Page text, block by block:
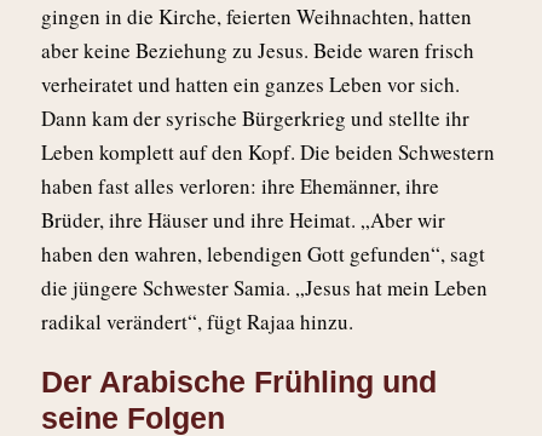
gingen in die Kirche, feierten Weihnachten, hatten
aber keine Beziehung zu Jesus. Beide waren frisch
verheiratet und hatten ein ganzes Leben vor sich.
Dann kam der syrische Bürgerkrieg und stellte ihr
Leben komplett auf den Kopf. Die beiden Schwestern
haben fast alles verloren: ihre Ehemänner, ihre
Brüder, ihre Häuser und ihre Heimat. „Aber wir
haben den wahren, lebendigen Gott gefunden“, sagt
die jüngere Schwester Samia. „Jesus hat mein Leben
radikal verändert“, fügt Rajaa hinzu.
Der Arabische Frühling und
seine Folgen